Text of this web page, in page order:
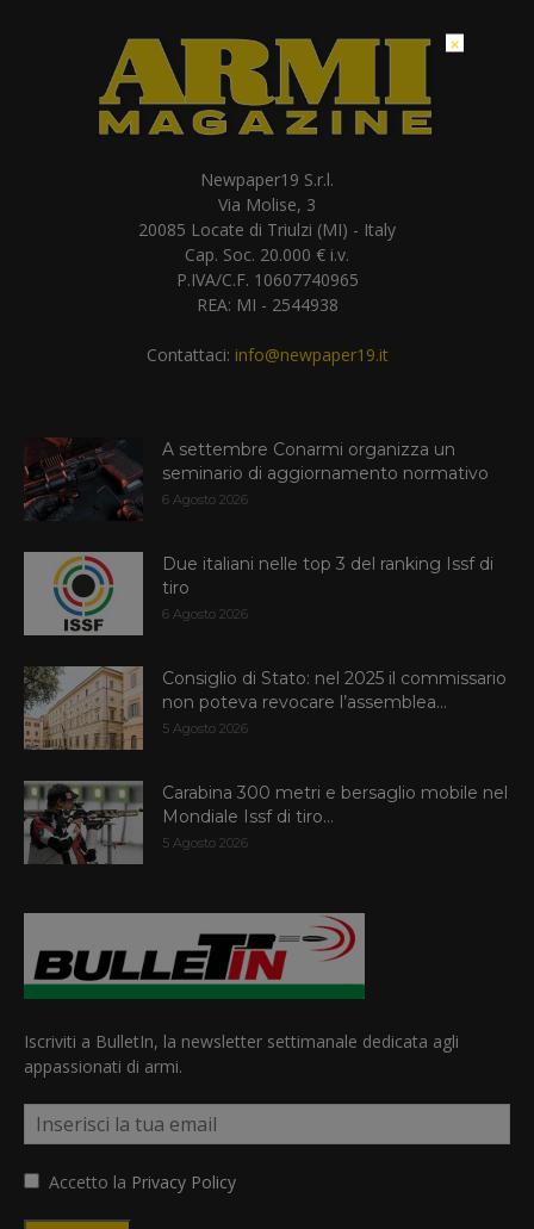
Newpaper19 S.r.l.
Via Molise, 3
20085 Locate di Triulzi (MI) - Italy
Cap. Soc. 20.000 € i.v.
P.IVA/C.F. 10607740965
REA: MI - 2544938
Contattaci: info@newpaper19.it
A settembre Conarmi organizza un
seminario di aggiornamento normativo
6 Agosto 2026
Due italiani nelle top 3 del ranking Issf di
tiro
6 Agosto 2026
Consiglio di Stato: nel 2025 il commissario
non poteva revocare l’assemblea...
5 Agosto 2026
Carabina 300 metri e bersaglio mobile nel
Mondiale Issf di tiro...
5 Agosto 2026
Iscriviti a BulletIn, la newsletter settimanale dedicata agli
appassionati di armi.
Accetto la Privacy Policy
×